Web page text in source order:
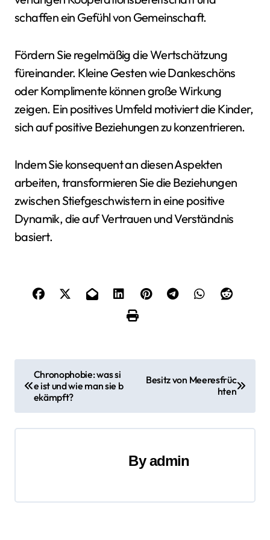
schaffen ein Gefühl von Gemeinschaft.
Fördern Sie regelmäßig die Wertschätzung
füreinander. Kleine Gesten wie Dankeschöns
oder Komplimente können große Wirkung
zeigen. Ein positives Umfeld motiviert die Kinder,
sich auf positive Beziehungen zu konzentrieren.
Indem Sie konsequent an diesen Aspekten
arbeiten, transformieren Sie die Beziehungen
zwischen Stiefgeschwistern in eine positive
Dynamik, die auf Vertrauen und Verständnis
basiert.
i
Chronophobie: was si
e ist und wie man sie b
ekämpft?
Besitz von Meeresfrüc
hten
Byadmin